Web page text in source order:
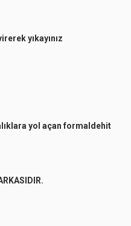
yıkayınız
yol açan formaldehit